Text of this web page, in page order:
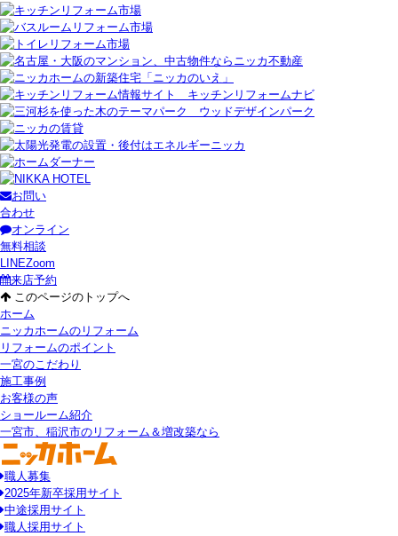
お問い
合わせ
オンライン
無料相談
LINEZoom
来店予約
このページのトップへ
ホーム
ニッカホームのリフォーム
リフォームのポイント
一宮のこだわり
施工事例
お客様の声
ショールーム紹介
一宮市、稲沢市のリフォーム＆増改築なら
職人募集
2025年新卒採用サイト
中途採用サイト
職人採用サイト